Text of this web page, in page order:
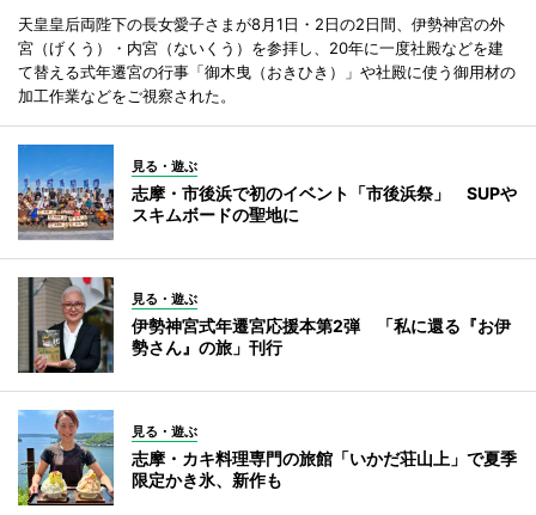
天皇皇后両陛下の長女愛子さまが8月1日・2日の2日間、伊勢神宮の外
宮（げくう）・内宮（ないくう）を参拝し、20年に一度社殿などを建
て替える式年遷宮の行事「御木曳（おきひき）」や社殿に使う御用材の
加工作業などをご視察された。
見る・遊ぶ
志摩・市後浜で初のイベント「市後浜祭」 SUPや
スキムボードの聖地に
見る・遊ぶ
伊勢神宮式年遷宮応援本第2弾 「私に還る『お伊
勢さん』の旅」刊行
見る・遊ぶ
志摩・カキ料理専門の旅館「いかだ荘山上」で夏季
限定かき氷、新作も